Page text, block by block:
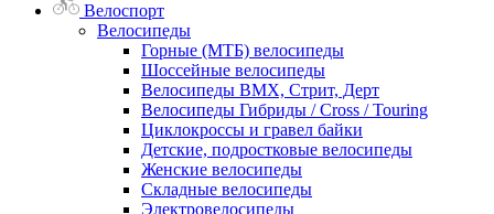
Велоспорт
Велосипеды
Горные (МТБ) велосипеды
Шоссейные велосипеды
Велосипеды BMX, Стрит, Дерт
Велосипеды Гибриды / Cross / Touring
Циклокроссы и гравел байки
Детские, подростковые велосипеды
Женские велосипеды
Складные велосипеды
Электровелосипеды